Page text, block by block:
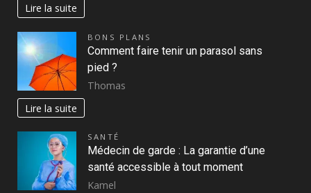
Lire la suite
BONS PLANS
Comment faire tenir un parasol sans
pied ?
Thomas
Lire la suite
SANTÉ
Médecin de garde : La garantie d’une
santé accessible à tout moment
Kamel